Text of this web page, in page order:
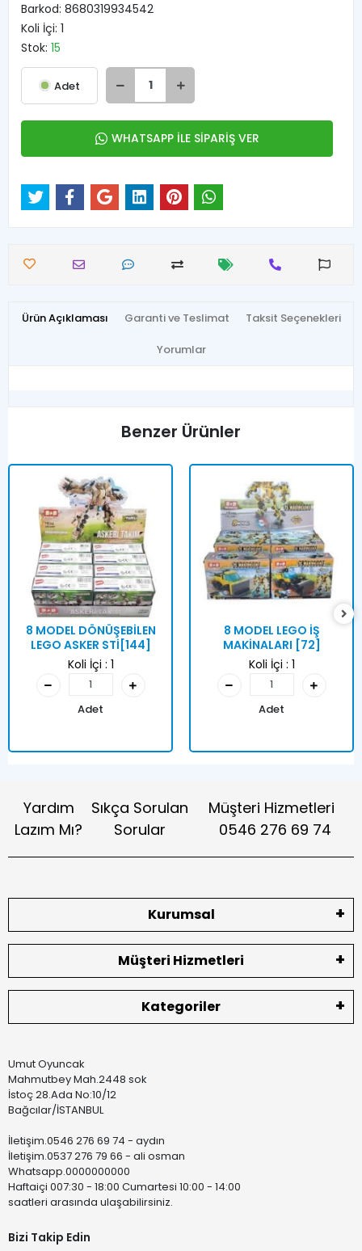
Barkod: 8680319934542
Koli İçi: 1
Stok: 15
Adet
WHATSAPP İLE SİPARİŞ VER
Ürün Açıklaması Garanti ve Teslimat Taksit Seçenekleri
Yorumlar
Benzer Ürünler
8 MODEL DÖNÜŞEBİLEN
LEGO ASKER STİ[144]
Koli İçi : 1
Adet
8 MODEL LEGO İŞ
MAKİNALARI [72]
Koli İçi : 1
Adet
Yardım
Lazım Mı?
Sıkça Sorulan
Sorular
Müşteri Hizmetleri
0546 276 69 74
Kurumsal
Müşteri Hizmetleri
Kategoriler
Umut Oyuncak
Mahmutbey Mah.2448 sok
İstoç 28.Ada No:10/12
Bağcılar/İSTANBUL
İletişim.0546 276 69 74 - aydın
İletişim.0537 276 79 66 - ali osman
Whatsapp.0000000000
Haftaiçi 007:30 - 18:00 Cumartesi 10:00 - 14:00
saatleri arasında ulaşabilirsiniz.
Bizi Takip Edin